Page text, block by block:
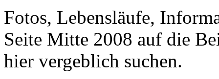
Fotos, Lebensläufe,
Seite Mitte 2008 auf die
hier vergeblich suchen.